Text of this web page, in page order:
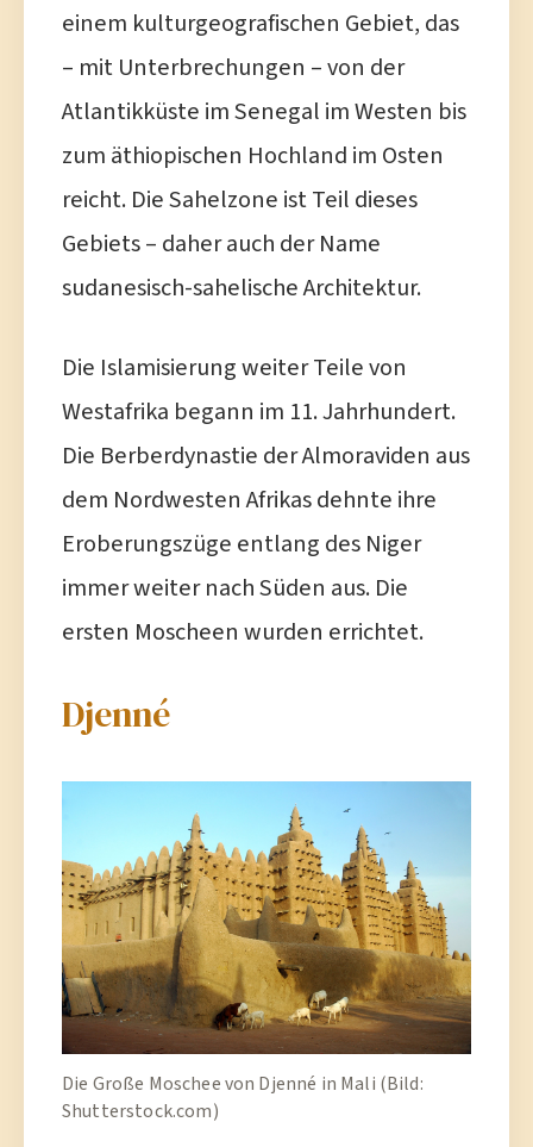
einem kulturgeografischen Gebiet, das
– mit Unterbrechungen – von der
Atlantikküste im Senegal im Westen bis
zum äthiopischen Hochland im Osten
reicht. Die Sahelzone ist Teil dieses
Gebiets – daher auch der Name
sudanesisch-sahelische Architektur.
Die Islamisierung weiter Teile von
Westafrika begann im 11. Jahrhundert.
Die Berberdynastie der Almoraviden aus
dem Nordwesten Afrikas dehnte ihre
Eroberungszüge entlang des Niger
immer weiter nach Süden aus. Die
ersten Moscheen wurden errichtet.
Djenné
Die Große Moschee von Djenné in Mali (Bild:
Shutterstock.com)